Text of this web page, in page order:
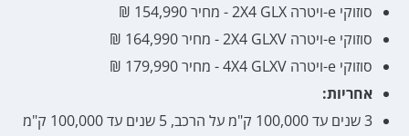
סוזוקי e-ויטרה 2X4 GLX - מחיר 154,990 ₪
סוזוקי e-ויטרה 2X4 GLXV - מחיר
164,990
₪
סוזוקי e-ויטרה 4X4 GLXV - מחיר 179,990 ₪
אחריות:
3 שנים עד 100,000 ק"מ על הרכב, 5 שנים עד 100,000 ק"מ